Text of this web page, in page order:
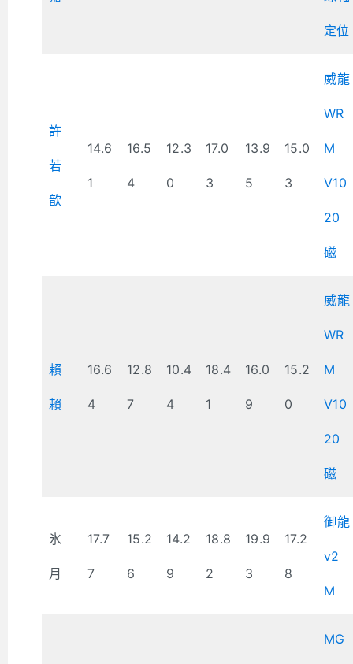
定位
許
若
歆
14.6
1
16.5
4
12.3
0
17.0
3
13.9
5
15.0
3
威龍
WR
M
V10
20
磁
賴
賴
16.6
4
12.8
7
10.4
4
18.4
1
16.0
9
15.2
0
威龍
WR
M
V10
20
磁
氷
月
17.7
7
15.2
6
14.2
9
18.8
2
19.9
3
17.2
8
御龍
v2
M
MG